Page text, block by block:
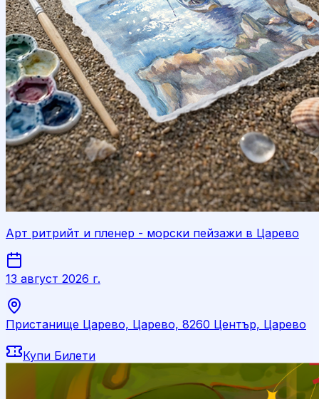
Арт ритрийт и пленер - морски пейзажи в Царево
13 август 2026 г.
Пристанище Царево, Царево, 8260 Център, Царево
Купи Билети